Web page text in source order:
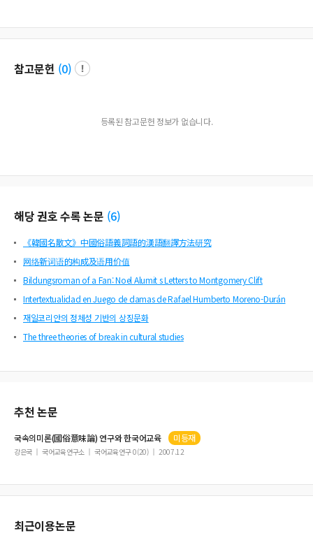
참고문헌 (0)
등록된 참고문헌 정보가 없습니다.
해당 권호 수록 논문 (6)
《韓國名散文》中國俗語義詞語的漢語翻譯方法研究
网络新词语的构成及语用价值
Bildungsroman of a Fan: Noel Alumit s Letters to Montgomery Clift
Intertextualidad en Juego de damas de Rafael Humberto Moreno-Durán
재일코리안의 정체성 기반의 상징문화
The three theories of break in cultural studies
추천 논문
국속의미론(國俗意味論) 연구와 한국어교육 미등재
강은국 국어교육연구소 국어교육연구 0(20) 2007.12
최근이용논문